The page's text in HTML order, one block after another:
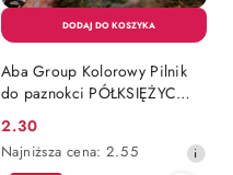
Aba Group Kolorowy Pilnik
do paznokci PÓŁKSIĘŻYC
EDYCJA LIMITOWANA
#SARENKA
Cena
promocyjna:
2.30
Najniższa
cena
Najniższa cena: 2.55